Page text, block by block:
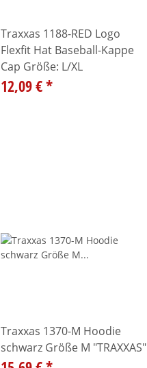
Traxxas 1188-RED Logo
Flexfit Hat Baseball-Kappe
Cap Größe: L/XL
12,09 €*
Traxxas 1370-M Hoodie
schwarz Größe M "TRAXXAS"